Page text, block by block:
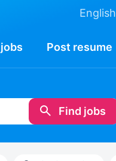
English
jobs Post resume
Find jobs